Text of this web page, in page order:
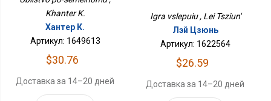
Khanter K.
Хантер К.
Артикул: 1649613
$30.76
Доставка за 14–20 дней
Igra vslepuiu , Lei Tsziun'
Лэй Цзюнь
Артикул: 1622564
$26.59
Доставка за 14–20 дней